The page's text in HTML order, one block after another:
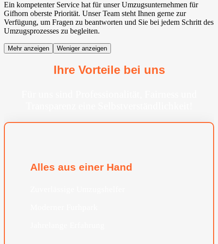
Ein kompetenter Service hat für unser Umzugsunternehmen für
Gifhorn oberste Priorität. Unser Team steht Ihnen gerne zur
Verfügung, um Fragen zu beantworten und Sie bei jedem Schritt des
Umzugsprozesses zu begleiten.
Mehr anzeigen Weniger anzeigen
Ihre Vorteile bei uns
Alles aus einer Hand